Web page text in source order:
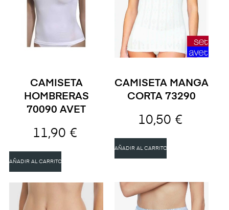
CAMISETA
HOMBRERAS
70090 AVET
11,90 €
AÑADIR AL CARRITO
CAMISETA MANGA
CORTA 73290
10,50 €
AÑADIR AL CARRITO